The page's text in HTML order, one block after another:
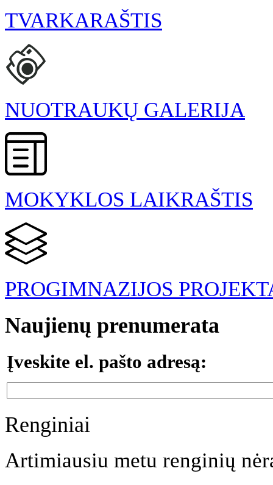
TVARKARAŠTIS
NUOTRAUKŲ GALERIJA
MOKYKLOS LAIKRAŠTIS
PROGIMNAZIJOS
Naujienų prenumerata
Įveskite el. pašto adresą:
Renginiai
Artimiausiu metu renginių